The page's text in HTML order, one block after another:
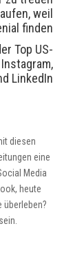
weil
finden
Top US-
LinkedIn
diesen
eine
Media
heute
überleben?